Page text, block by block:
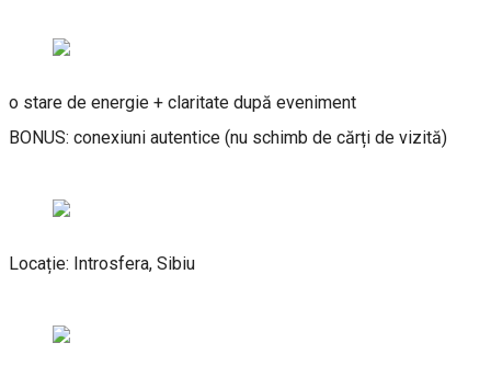
o stare de energie + claritate după eveniment
BONUS: conexiuni autentice (nu schimb de cărți de vizită)
Locație: Introsfera, Sibiu